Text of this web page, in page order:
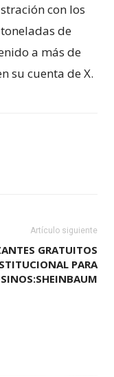
con los
de
a más de
su cuenta de X.
Artículo siguiente
GRATUITOS
PARA